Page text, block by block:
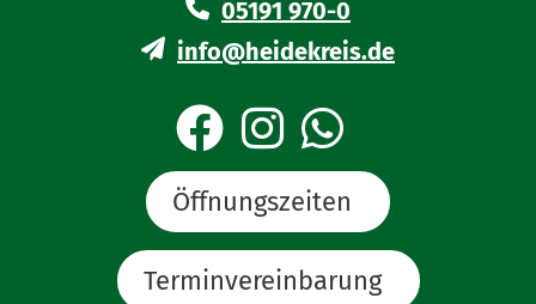
05191 970-0
info@heidekreis.de
Öffnungszeiten
Terminvereinbarung